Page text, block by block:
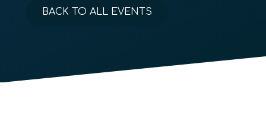
BACK TO ALL EVENTS